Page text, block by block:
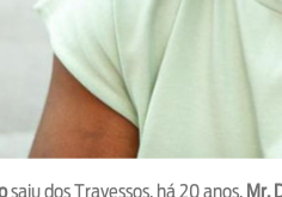
saiu dos Travessos, há 20 anos, Mr.